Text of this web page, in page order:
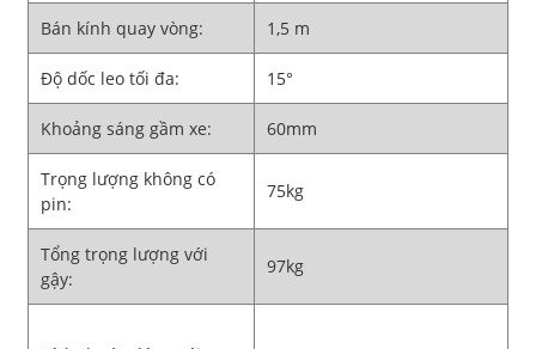
Bán kính quay vòng: 1,5 m
Độ dốc leo tối đa: 15°
Khoảng sáng gầm xe: 60mm
Trọng lượng không có
pin:
75kg
Tổng trọng lượng với
gậy:
97kg